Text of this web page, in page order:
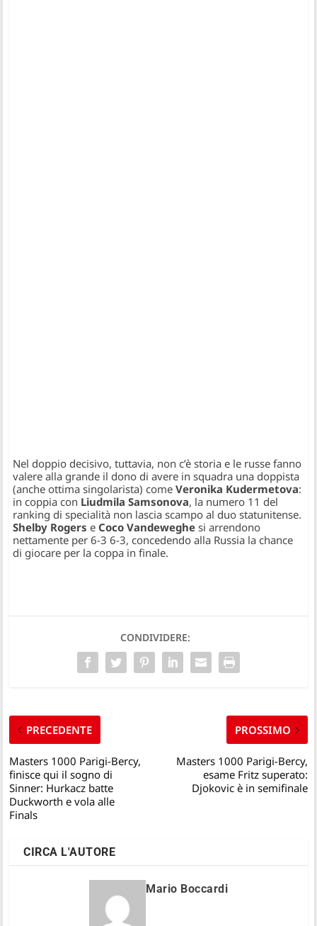
Nel doppio decisivo, tuttavia, non c’è storia e le russe fanno
valere alla grande il dono di avere in squadra una doppista
(anche ottima singolarista) comeVeronika Kudermetova:
in coppia con Liudmila Samsonova, la numero 11 del
ranking di specialità non lascia scampo al duo statunitense.
Shelby Rogers eCoco Vandeweghe si arrendono
nettamente per 6-3 6-3, concedendo alla Russia la chance
di giocare per la coppa in finale.
CONDIVIDERE:
PRECEDENTE
Masters 1000 Parigi-Bercy,
finisce qui il sogno di
Sinner: Hurkacz batte
Duckworth e vola alle
Finals
PROSSIMO
Masters 1000 Parigi-Bercy,
esame Fritz superato:
Djokovic è in semifinale
CIRCA L'AUTORE
Mario Boccardi